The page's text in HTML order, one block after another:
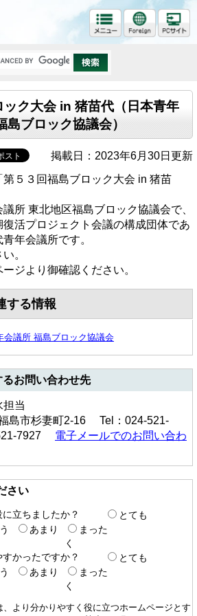
ク大会 in 猪苗代（日本青年
ブロック協議会）
掲載日：2023年6月30日更新
５３回福島ブロック大会 in 猪苗
所 東北地区福島ブロック協議会で、
活プロジェクト会議の構成団体であ
年会議所です。
。
ジより御確認ください。
する情報
会議所 福島ブロック協議会
お問い合わせ先
当
島市杉妻町2-16 Tel：024-521-
7927 電子メールでのお問い合わ
さい
立ちましたか？
とても
あまり
まった
く
かったですか？
とても
あまり
まった
く
より分かりやすく役に立つホームページとす